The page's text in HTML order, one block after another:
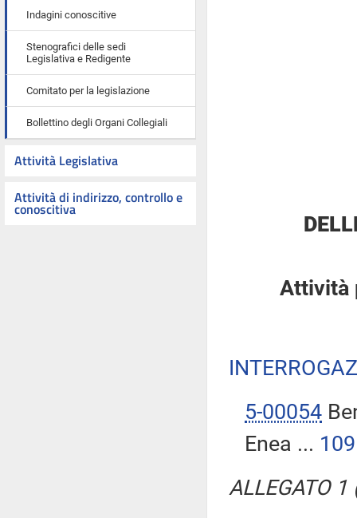
Indagini conoscitive
Stenografici delle sedi
Legislativa e Redigente
Comitato per la legislazione
Bollettino degli Organi Collegiali
Attività Legislativa
Attività di indirizzo, controllo e
conoscitiva
Attività
5-00054
Enea ... 109
ALLEGATO